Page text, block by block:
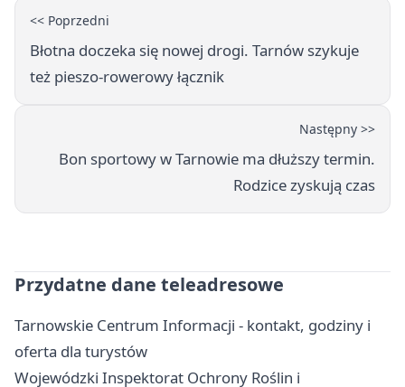
<< Poprzedni
Błotna doczeka się nowej drogi. Tarnów szykuje
też pieszo-rowerowy łącznik
Następny >>
Bon sportowy w Tarnowie ma dłuższy termin.
Rodzice zyskują czas
Przydatne dane teleadresowe
Tarnowskie Centrum Informacji - kontakt, godziny i
oferta dla turystów
Wojewódzki Inspektorat Ochrony Roślin i